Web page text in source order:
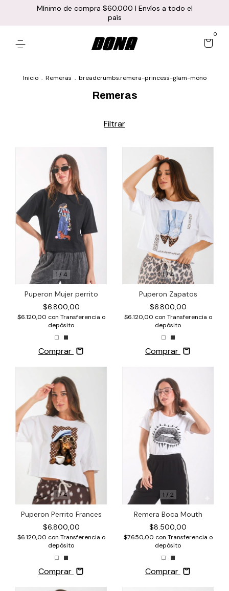
Mínimo de compra $60.000 | Envíos a todo el
país
0
Inicio . Remeras . breadcrumbs.remera-princess-glam-mono
Remeras
Filtrar
1 / 4
Puperon Mujer perrito
$6.800,00
$6.120,00 con Transferencia o
depósito
Comprar
1/4
Puperon Zapatos
$6.800,00
$6.120,00 con Transferencia o
depósito
Comprar
1/4
Puperon Perrito Frances
$6.800,00
$6.120,00 con Transferencia o
depósito
Comprar
1 / 2
Remera Boca Mouth
$8.500,00
$7.650,00 con Transferencia o
depósito
Comprar